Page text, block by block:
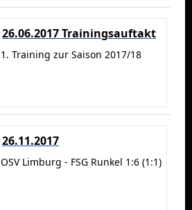
26.06.2017 Trainingsauftakt
1. Training zur Saison 2017/18
26.11.2017
OSV Limburg - FSG Runkel 1:6 (1:1)